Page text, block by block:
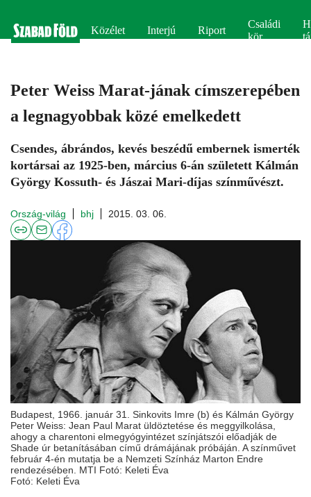
Közélet Interjú Riport
Családi
kör
Peter Weiss Marat-jának címszerepében
a legnagyobbak közé emelkedett
Csendes, ábrándos, kevés beszédű embernek ismerték
kortársai az 1925-ben, március 6-án született Kálmán
György Kossuth- és Jászai Mari-díjas színművészt.
Ország-világ bhj 2015. 03. 06.
Budapest, 1966. január 31. Sinkovits Imre (b) és Kálmán György
Peter Weiss: Jean Paul Marat üldöztetése és meggyilkolása,
ahogy a charentoni elmegyógyintézet színjátszói előadják de
Shade úr betanításában című drámájának próbáján. A színművet
február 4-én mutatja be a Nemzeti Színház Marton Endre
rendezésében. MTI Fotó: Keleti Éva
Fotó: Keleti Éva